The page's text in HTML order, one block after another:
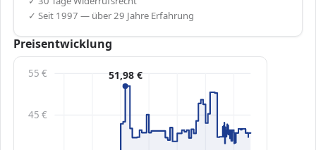
✓ Seit 1997 — über 29 Jahre Erfahrung
Preisentwicklung
45 €
55 € 51,98 €